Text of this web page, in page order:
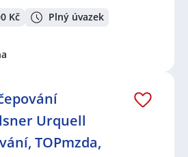
Kč Plný úvazek
Urquell
TOPmzda,